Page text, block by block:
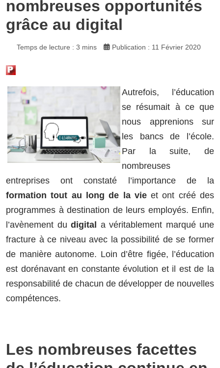
nombreuses opportunités
grâce au digital
Temps de lecture : 3 mins Publication : 11 Février 2020
Autrefois, l’éducation
se résumait à ce que
nous apprenions sur
les bancs de l’école.
Par la suite, de
nombreuses
entreprises ont constaté l’importance de la
formation tout au long de la vieet ont créé des
programmes à destination de leurs employés. Enfin,
l’avènement du digital a véritablement marqué une
fracture à ce niveau avec la possibilité de se former
de manière autonome. Loin d’être figée, l’éducation
est dorénavant en constante évolution et il est de la
responsabilité de chacun de développer de nouvelles
compétences.
Les nombreuses facettes